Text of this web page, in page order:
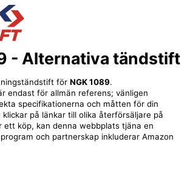
- Alternativa tändstift
för NGK 1089.
endast för allmän referens; vänligen
specifikationerna och måtten för din
på länkar till olika återförsäljare på
ett köp, kan denna webbplats tjäna en
och partnerskap inkluderar Amazon